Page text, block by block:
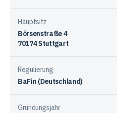
Hauptsitz
Börsenstraße 4
70174 Stuttgart
Regulierung
BaFin (Deutschland)
Gründungsjahr